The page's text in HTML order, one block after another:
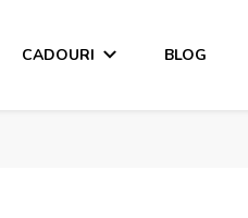
CADOURI BLOG